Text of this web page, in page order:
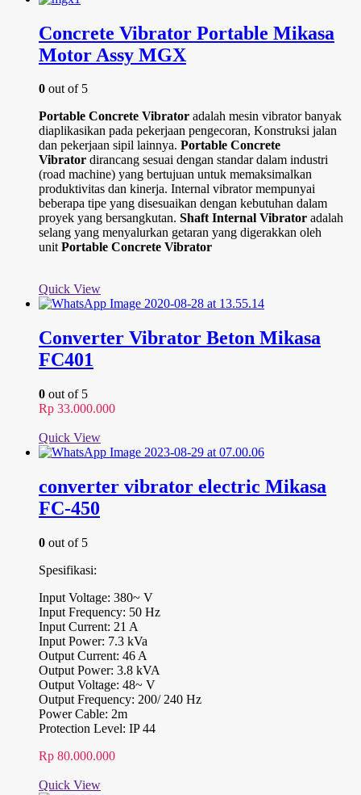
Concrete Vibrator Portable Mikasa
Motor Assy MGX
0 out of 5
Portable Concrete Vibrator adalah mesin vibrator banyak
diaplikasikan pada pekerjaan pengecoran, Konstruksi jalan
dan pekerjaan sipil lainnya. Portable Concrete
Vibrator dirancang sesuai dengan standar dalam industri
(road machine) yang bertujuan untuk memaksimalkan
produktivitas dan kinerja. Internal vibrator mempunyai
beberapa tipe yang disesuaikan dengan kebutuhan dalam
proyek yang bersangkutan. Shaft Internal Vibrator adalah
selang yang menyalurkan getaran yang digerakkan oleh
unitPortable Concrete Vibrator
Quick View
Converter Vibrator Beton Mikasa
FC401
0 out of 5
Rp 33.000.000
Quick View
converter vibrator electric Mikasa
FC-450
0 out of 5
Spesifikasi:
Input Voltage: 380~ V
Input Frequency: 50 Hz
Input Current: 21 A
Input Power: 7.3 kVa
Output Current: 46 A
Output Power: 3.8 kVA
Output Voltage: 48~ V
Output Frequency: 200/ 240 Hz
Power Cable: 2m
Protection Level: IP 44
Rp 80.000.000
Quick View